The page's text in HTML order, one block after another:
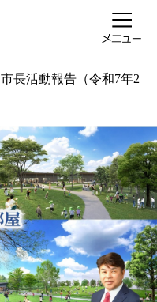
市長活動報告（令和7年2